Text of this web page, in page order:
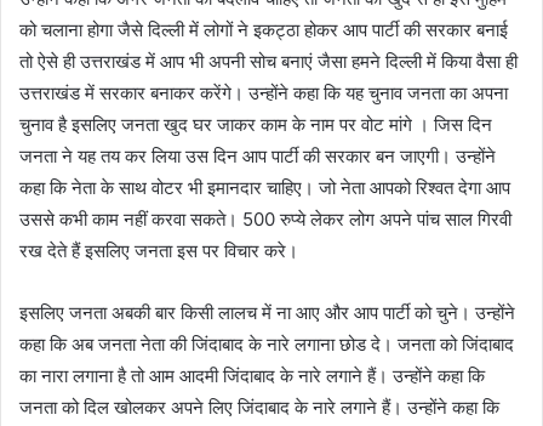
को चलाना होगा जैसे दिल्ली में लोगों ने इकट्ठा होकर आप पार्टी की सरकार बनाई
तो ऐसे ही उत्तराखंड में आप भी अपनी सोच बनाएं जैसा हमने दिल्ली में किया वैसा ही
उत्तराखंड में सरकार बनाकर करेंगे। उन्होंने कहा कि यह चुनाव जनता का अपना
चुनाव है इसलिए जनता खुद घर जाकर काम के नाम पर वोट मांगे । जिस दिन
जनता ने यह तय कर लिया उस दिन आप पार्टी की सरकार बन जाएगी। उन्होंने
कहा कि नेता के साथ वोटर भी इमानदार चाहिए। जो नेता आपको रिश्वत देगा आप
उससे कभी काम नहीं करवा सकते। 500 रुप्ये लेकर लोग अपने पांच साल गिरवी
रख देते हैं इसलिए जनता इस पर विचार करे।
इसलिए जनता अबकी बार किसी लालच में ना आए और आप पार्टी को चुने। उन्होंने
कहा कि अब जनता नेता की जिंदाबाद के नारे लगाना छोड दे। जनता को जिंदाबाद
का नारा लगाना है तो आम आदमी जिंदाबाद के नारे लगाने हैं। उन्होंने कहा कि
जनता को दिल खोलकर अपने लिए जिंदाबाद के नारे लगाने हैं। उन्होंने कहा कि